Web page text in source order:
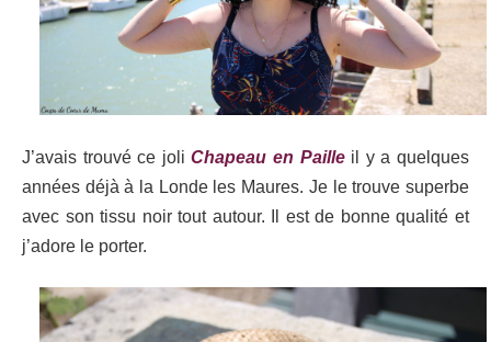
J’avais trouvé ce joliChapeau en Pailleil y a quelques
années déjà à la Londe les Maures. Je le trouve superbe
avec son tissu noir tout autour. Il est de bonne qualité et
j’adore le porter.